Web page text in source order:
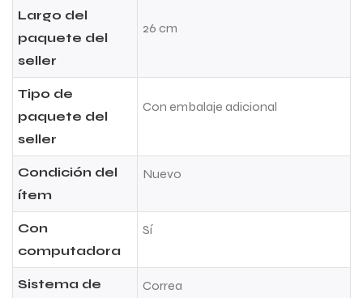
Largo del
paquete del
seller
26 cm
Tipo de
paquete del
seller
Con embalaje adicional
Condición del
ítem
Nuevo
Con
computadora
Sí
Sistema de
Correa